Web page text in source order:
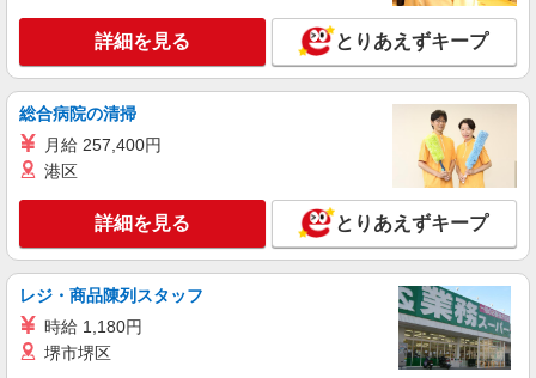
熊谷市
キープ 詳細を見る
派遣社員
株式会社kotrio /●SI-H-2101785
熊谷駅近く＊即日勤務･お試し勤務OK◎シニア
マンションSTAFF
時給1600円〜2250円 ＜日払い有/週払い有/交
通費全支給(ガソリン代含む)＞
【熊谷市】 熊谷駅
キープ 詳細を見る
詳細を見る とりあえずキープ
総合病院の清掃
月給 257,400円
港区
詳細を見る とりあえずキープ
レジ・商品陳列スタッフ
時給 1,180円
堺市堺区